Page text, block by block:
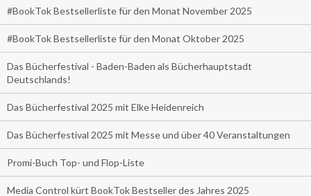
#BookTok Bestsellerliste für den Monat November 2025
#BookTok Bestsellerliste für den Monat Oktober 2025
Das Bücherfestival - Baden-Baden als Bücherhauptstadt
Deutschlands!
Das Bücherfestival 2025 mit Elke Heidenreich
Das Bücherfestival 2025 mit Messe und über 40 Veranstaltungen
Promi-Buch Top- und Flop-Liste
Media Control kürt BookTok Bestseller des Jahres 2025